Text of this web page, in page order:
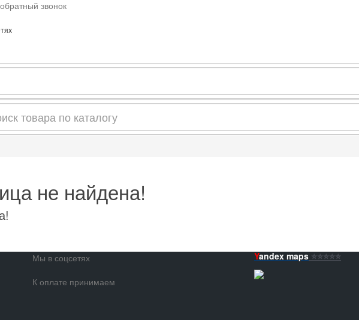
звонок
не найдена!
Мы в соцсетях
К оплате принимаем
Yandex maps ⭐️⭐️⭐️⭐️⭐️